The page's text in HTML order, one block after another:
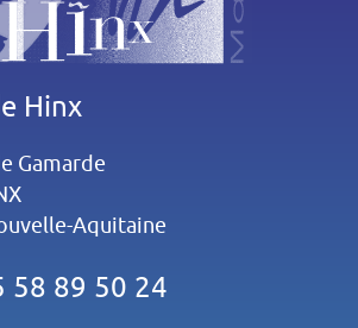
Hinx
Gamarde
Aquitaine
58 89 50 24